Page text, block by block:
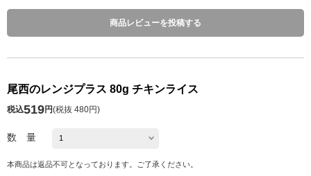
商品レビューを投稿する
尾西のレンジプラス 80g チキンライス
税込519円(税抜 480円)
数 量
本商品は返品不可となっております。ご了承ください。